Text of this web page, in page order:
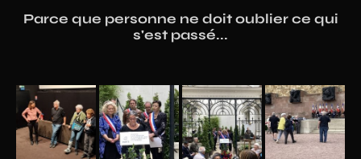
Parce que personne ne doit oublier ce qui
s'est passé...